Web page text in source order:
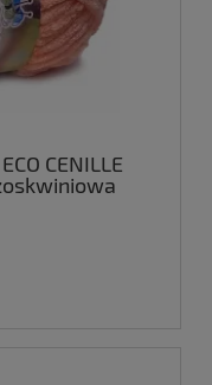
CENILLE